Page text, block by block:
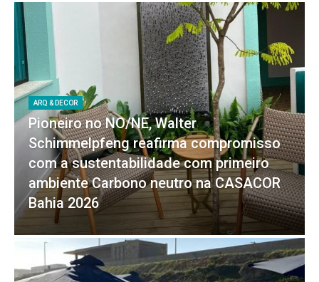
ARQ & DECOR
Pioneiro no NO/NE, Walter
Schimmelpfeng reafirma compromisso
com a sustentabilidade com primeiro
ambiente Carbono neutro na CASACOR
Bahia 2026